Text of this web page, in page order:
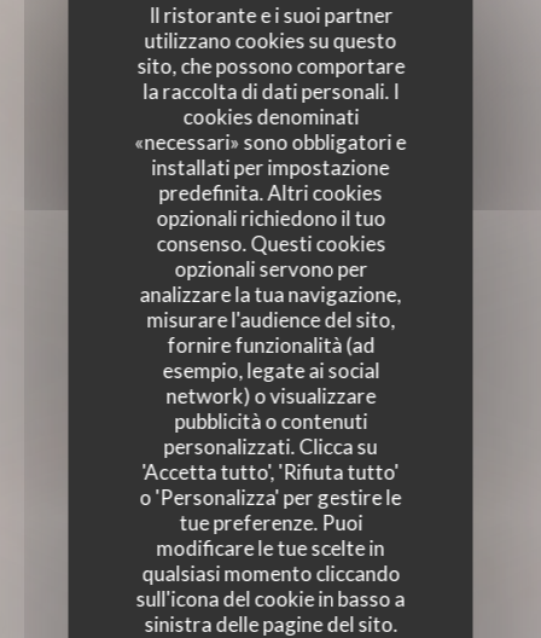
Il ristorante e i suoi partner
utilizzano cookies su questo
sito, che possono comportare
la raccolta di dati personali. I
cookies denominati
«necessari» sono obbligatori e
installati per impostazione
predefinita. Altri cookies
opzionali richiedono il tuo
consenso. Questi cookies
opzionali servono per
analizzare la tua navigazione,
misurare l'audience del sito,
fornire funzionalità (ad
esempio, legate ai social
network) o visualizzare
pubblicità o contenuti
personalizzati. Clicca su
'Accetta tutto', 'Rifiuta tutto'
o 'Personalizza' per gestire le
tue preferenze. Puoi
modificare le tue scelte in
qualsiasi momento cliccando
sull'icona del cookie in basso a
sinistra delle pagine del sito.